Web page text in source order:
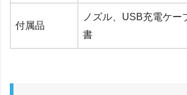
付属品
ノズル、USB充電ケー
書